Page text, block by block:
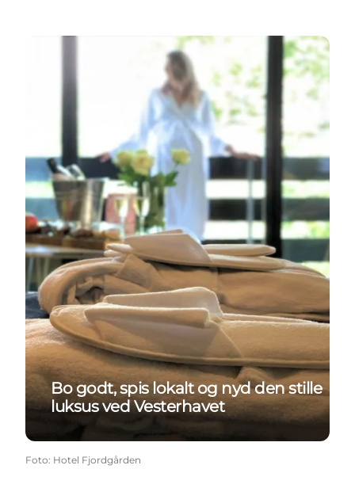
Bo godt, spis lokalt og nyd den stille luksus ved
Bo godt, spis lokalt og nyd den stille
luksus ved Vesterhavet
Foto: Hotel Fjordgården